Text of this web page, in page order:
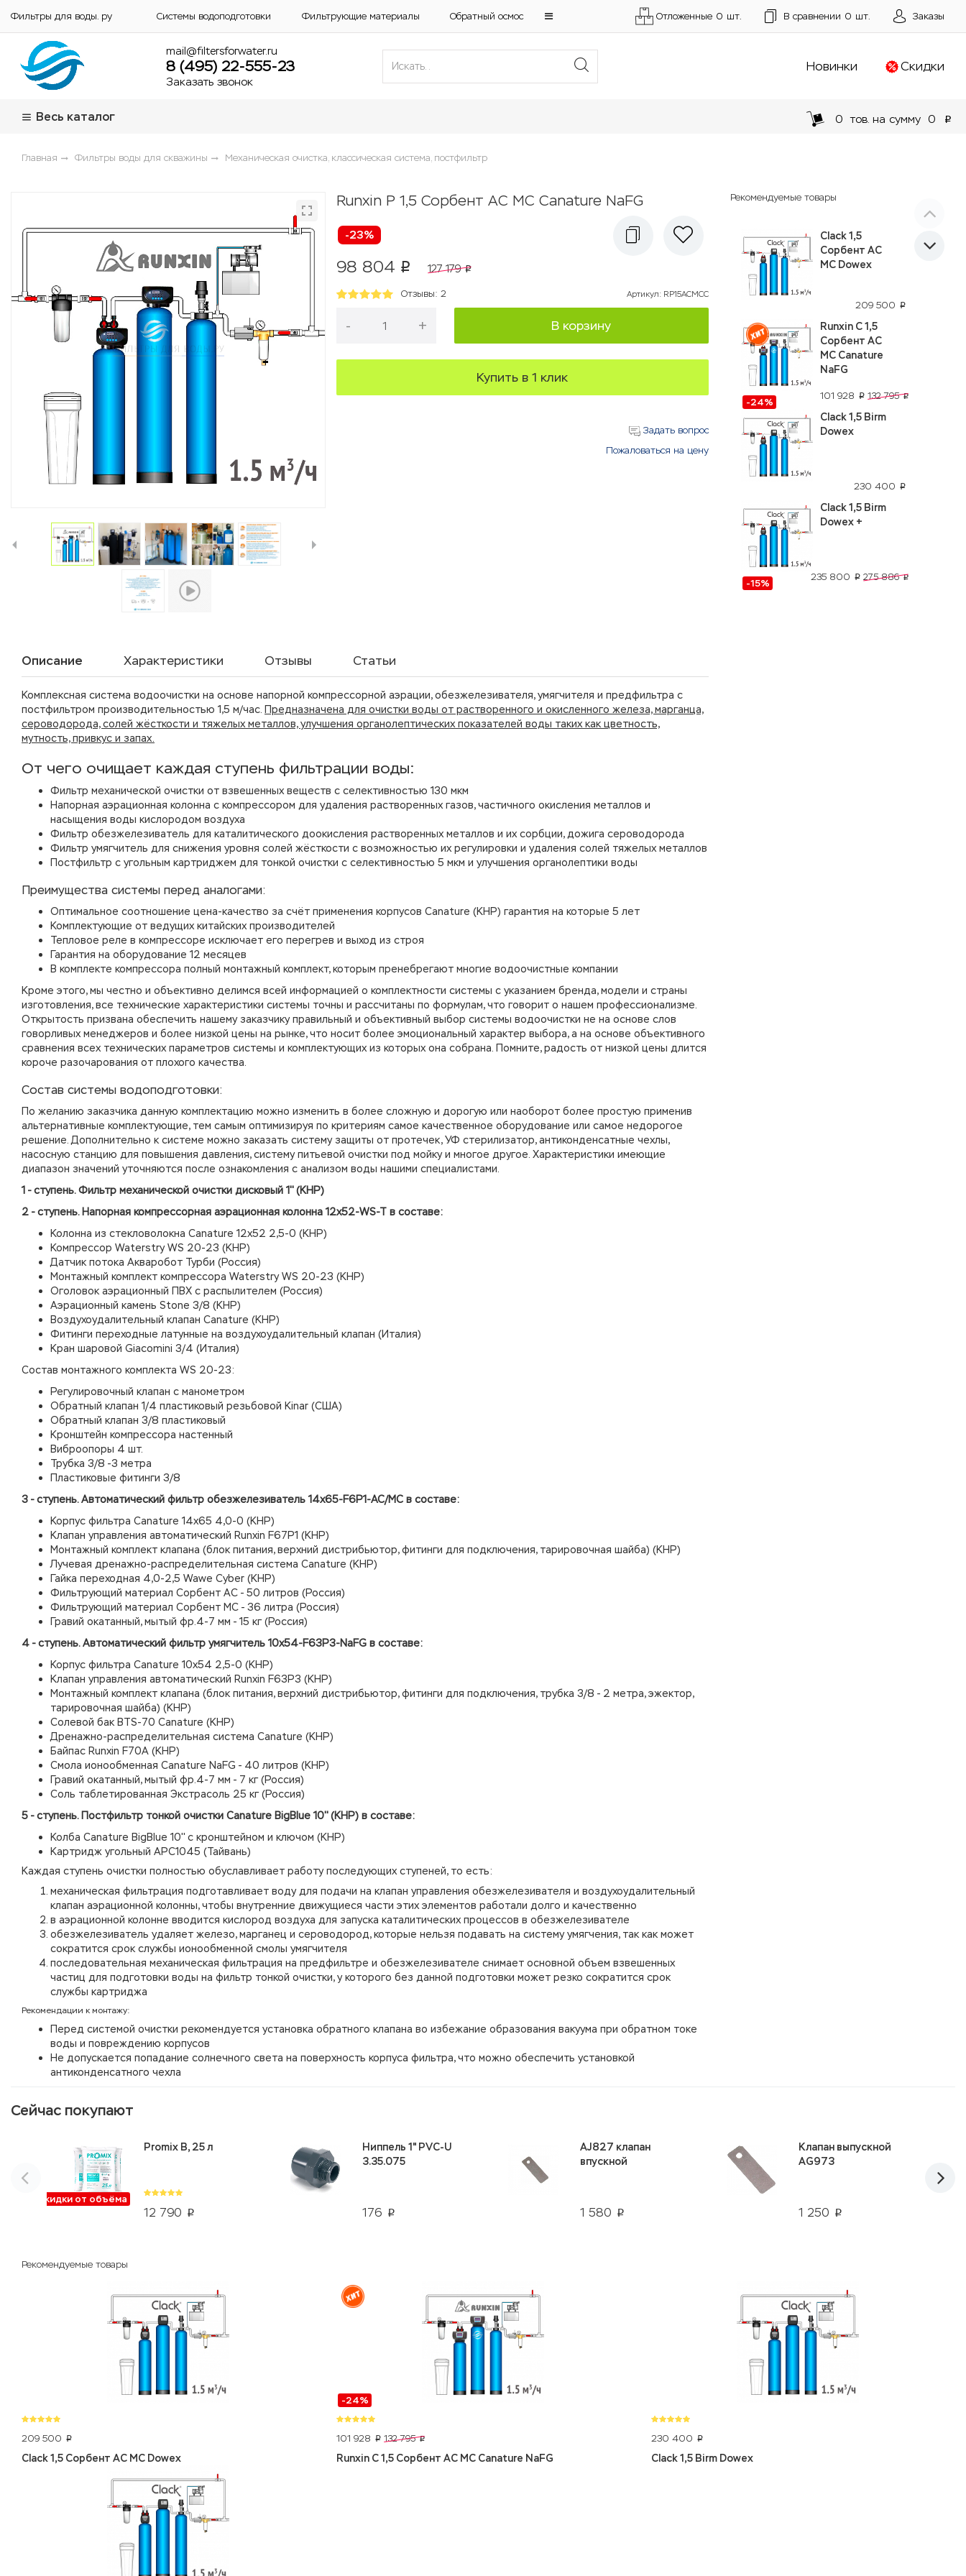
Фильтры для воды. ру Системы водоподготовки Фильтрующие материалы Обратный осмос Отложенные 0 шт. В сравнении 0 шт. Заказы
mail@filtersforwater.ru
8 (495) 22-555-23
Заказать звонок
Новинки Скидки
Весь каталог 0 тов. на сумму 0 p
Главная Фильтры воды для скважины Механическая очистка, классическая система, постфильтр
Runxin P 1,5 Сорбент АС МС Canature NaFG
-23%
98 804 p 127 179 p
Отзывы: 2 Артикул: RP15АСМСC
- + В корзину
Купить в 1 клик
Задать вопрос
Пожаловаться на цену
Рекомендуемые товары
209 500 p
Clack 1,5
Сорбент АС
МС Dowex
-24%
101 928 p 132 795 p
Runxin C 1,5
Сорбент АС
МС Canature
NaFG
230 400 p
Clack 1,5 Birm
Dowex
-15%
235 800 p 275 886 p
Clack 1,5 Birm
Dowex +
Описание Характеристики Отзывы Статьи
Комплексная система водоочистки на основе напорной компрессорной аэрации, обезжелезивателя, умягчителя и предфильтра с
постфильтром производительностью 1,5 м/час. Предназначена для очистки воды от растворенного и окисленного железа, марганца,
сероводорода, солей жёсткости и тяжелых металлов, улучшения органолептических показателей воды таких как цветность,
мутность, привкус и запах.
От чего очищает каждая ступень фильтрации воды:
Фильтр механической очистки от взвешенных веществ с селективностью 130 мкм
Напорная аэрационная колонна с компрессором для удаления растворенных газов, частичного окисления металлов и
насыщения воды кислородом воздуха
Фильтр обезжелезиватель для каталитического доокисления растворенных металлов и их сорбции, дожига сероводорода
Фильтр умягчитель для снижения уровня солей жёсткости с возможностью их регулировки и удаления солей тяжелых металлов
Постфильтр с угольным картриджем для тонкой очистки с селективностью 5 мкм и улучшения органолептики воды
Преимущества системы перед аналогами:
Оптимальное соотношение цена-качество за счёт применения корпусов Canature (КНР) гарантия на которые 5 лет
Комплектующие от ведущих китайских производителей
Тепловое реле в компрессоре исключает его перегрев и выход из строя
Гарантия на оборудование 12 месяцев
В комплекте компрессора полный монтажный комплект, которым пренебрегают многие водоочистные компании
Кроме этого, мы честно и объективно делимся всей информацией о комплектности системы с указанием бренда, модели и страны
изготовления, все технические характеристики системы точны и рассчитаны по формулам, что говорит о нашем профессионализме.
Открытость призвана обеспечить нашему заказчику правильный и объективный выбор системы водоочистки не на основе слов
говорливых менеджеров и более низкой цены на рынке, что носит более эмоциональный характер выбора, а на основе объективного
сравнения всех технических параметров системы и комплектующих из которых она собрана. Помните, радость от низкой цены длится
короче разочарования от плохого качества.
Состав системы водоподготовки:
По желанию заказчика данную комплектацию можно изменить в более сложную и дорогую или наоборот более простую применив
альтернативные комплектующие, тем самым оптимизируя по критериям самое качественное оборудование или самое недорогое
решение. Дополнительно к системе можно заказать систему защиты от протечек, УФ стерилизатор, антиконденсатные чехлы,
насосную станцию для повышения давления, систему питьевой очистки под мойку и многое другое. Характеристики имеющие
диапазон значений уточняются после ознакомления с анализом воды нашими специалистами.
1 - ступень. Фильтр механической очистки дисковый 1'' (КНР)
2 - ступень. Напорная компрессорная аэрационная колонна 12х52-WS-T в составе:
Колонна из стекловолокна Canature 12х52 2,5-0 (КНР)
Компрессор Waterstry WS 20-23 (КНР)
Датчик потока Акваробот Турби (Россия)
Монтажный комплект компрессора Waterstry WS 20-23 (КНР)
Оголовок аэрационный ПВХ с распылителем (Россия)
Аэрационный камень Stone 3/8 (КНР)
Воздухоудалительный клапан Canature (КНР)
Фитинги переходные латунные на воздухоудалительный клапан (Италия)
Кран шаровой Giacomini 3/4 (Италия)
Состав монтажного комплекта WS 20-23:
Регулировочный клапан с манометром
Обратный клапан 1/4 пластиковый резьбовой Kinar (США)
Обратный клапан 3/8 пластиковый
Кронштейн компрессора настенный
Виброопоры 4 шт.
Трубка 3/8 -3 метра
Пластиковые фитинги 3/8
3 - ступень. Автоматический фильтр обезжелезиватель 14х65-F6P1-AC/MC в составе:
Корпус фильтра Canature 14х65 4,0-0 (КНР)
Клапан управления автоматический Runxin F67P1 (КНР)
Монтажный комплект клапана (блок питания, верхний дистрибьютор, фитинги для подключения, тарировочная шайба) (КНР)
Лучевая дренажно-распределительная система Canature (КНР)
Гайка переходная 4,0-2,5 Wawe Cyber (КНР)
Фильтрующий материал Сорбент АС - 50 литров (Россия)
Фильтрующий материал Сорбент МС - 36 литра (Россия)
Гравий окатанный, мытый фр.4-7 мм - 15 кг (Россия)
4 - ступень. Автоматический фильтр умягчитель 10х54-F63P3-NaFG в составе:
Корпус фильтра Canature 10х54 2,5-0 (КНР)
Клапан управления автоматический Runxin F63P3 (КНР)
Монтажный комплект клапана (блок питания, верхний дистрибьютор, фитинги для подключения, трубка 3/8 - 2 метра, эжектор,
тарировочная шайба) (КНР)
Солевой бак BTS-70 Canature (КНР)
Дренажно-распределительная система Canature (КНР)
Байпас Runxin F70A (КНР)
Смола ионообменная Canature NaFG - 40 литров (КНР)
Гравий окатанный, мытый фр.4-7 мм - 7 кг (Россия)
Соль таблетированная Экстрасоль 25 кг (Россия)
5 - ступень. Постфильтр тонкой очистки Canature BigBlue 10'' (КНР) в составе:
Колба Canature BigBlue 10'' с кронштейном и ключом (КНР)
Картридж угольный APC1045 (Тайвань)
Каждая ступень очистки полностью обуславливает работу последующих ступеней, то есть:
механическая фильтрация подготавливает воду для подачи на клапан управления обезжелезивателя и воздухоудалительный
клапан аэрационной колонны, чтобы внутренние движущиеся части этих элементов работали долго и качественно
в аэрационной колонне вводится кислород воздуха для запуска каталитических процессов в обезжелезивателе
обезжелезиватель удаляет железо, марганец и сероводород, которые нельзя подавать на систему умягчения, так как может
сократится срок службы ионообменной смолы умягчителя
последовательная механическая фильтрация на предфильтре и обезжелезивателе снимает основной объем взвешенных
частиц для подготовки воды на фильтр тонкой очистки, у которого без данной подготовки может резко сократится срок
службы картриджа
Рекомендации к монтажу:
Перед системой очистки рекомендуется установка обратного клапана во избежание образования вакуума при обратном токе
воды и повреждению корпусов
Не допускается попадание солнечного света на поверхность корпуса фильтра, что можно обеспечить установкой
антиконденсатного чехла
Сейчас покупают
Скидки от объёма
12 790 p
Promix B, 25 л
176 p
Ниппель 1" PVC-U
3.35.075
1 580 p
AJ827 клапан
впускной
1 250 p
Клапан выпускной
AG973
Рекомендуемые товары
209 500 p
Clack 1,5 Сорбент АС МС Dowex
-24%
101 928 p 132 795 p
Runxin C 1,5 Сорбент АС МС Canature NaFG
230 400 p
Clack 1,5 Birm Dowex